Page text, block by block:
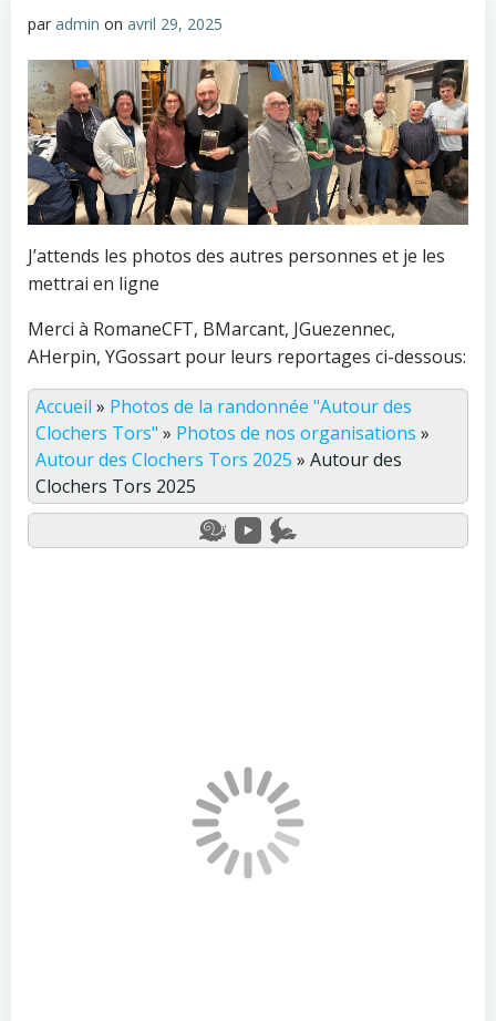
par admin on avril 29, 2025
J’attends les photos des autres personnes et je les
mettrai en ligne
Merci à RomaneCFT, BMarcant, JGuezennec,
AHerpin, YGossart pour leurs reportages ci-dessous:
Accueil » Photos de la randonnée "Autour des
Clochers Tors" » Photos de nos organisations »
Autour des Clochers Tors 2025 » Autour des
Clochers Tors 2025